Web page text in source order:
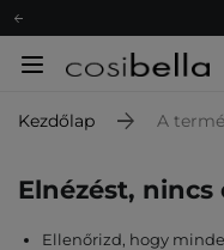
Kezdőlap A
Elnézést,
Ellenőrizd, hogy